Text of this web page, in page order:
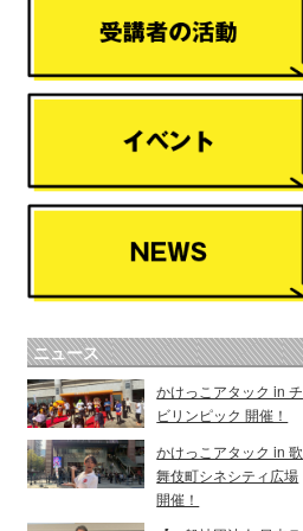
ニュース
かけっこアタック in チ
ビリンピック 開催！
かけっこアタック in 歌
舞伎町シネシティ広場
開催！